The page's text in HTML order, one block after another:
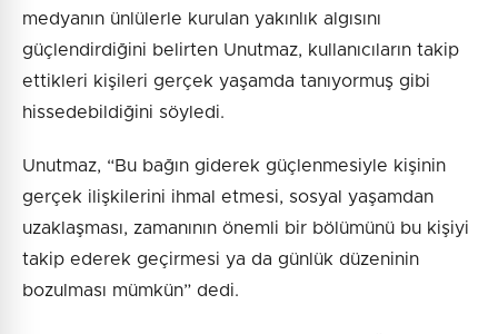
medyanın ünlülerle kurulan yakınlık algısını
güçlendirdiğini belirten Unutmaz, kullanıcıların takip
ettikleri kişileri gerçek yaşamda tanıyormuş gibi
hissedebildiğini söyledi.
Unutmaz, “Bu bağın giderek güçlenmesiyle kişinin
gerçek ilişkilerini ihmal etmesi, sosyal yaşamdan
uzaklaşması, zamanının önemli bir bölümünü bu kişiyi
takip ederek geçirmesi ya da günlük düzeninin
bozulması mümkün” dedi.